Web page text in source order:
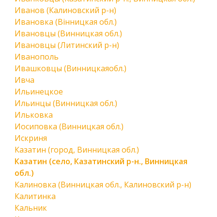
Иванов (Калиновский р-н)
Ивановка (Вінницкая обл.)
Ивановцы (Винницкая обл.)
Ивановцы (Литинский р-н)
Иванополь
Ивашковцы (Винницкаяобл.)
Ивча
Ильинецкое
Ильинцы (Винницкая обл.)
Ильковка
Иосиповка (Винницкая обл.)
Искриня
Казатин (город, Винницкая обл.)
Казатин (село, Казатинский р-н., Винницкая
обл.)
Калиновка (Винницкая обл., Калиновский р-н)
Калитинка
Кальник